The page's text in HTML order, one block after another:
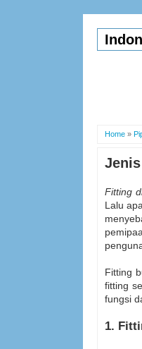
Home »
Fitting
Lalu
Fitting
fitting
fungsi
1.